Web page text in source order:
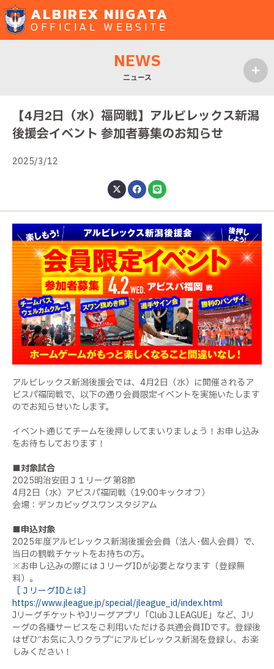
ALBIREX NIIGATA
OFFICIAL WEBSITE
NEWS
ニュース
【4月2日（水）福岡戦】アルビレックス新潟
後援会イベント 参加者募集のお知らせ
2025/3/12
アルビレックス新潟後援会では、4月2日（水）に開催されるア
ビスパ福岡戦で、以下の通り会員限定イベントを実施いたします
のでお知らせいたします。
イベント通じてチームを後押ししてまいりましょう！お申し込み
をお待ちしております！
■対象試合
2025明治安田Ｊ１リーグ 第8節
4月2日（水）アビスパ福岡戦（19:00キックオフ）
会場：デンカビッグスワンスタジアム
■申込対象
2025年度アルビレックス新潟後援会会員（法人･個人会員）で、
当日の観戦チケットをお持ちの方。
※お申し込みの際にはＪリーグIDが必要となります（登録無
料）。
［ＪリーグIDとは］
https://www.jleague.jp/special/jleague_id/index.html
JリーグチケットやJリーグアプリ「Club J.LEAGUE」など、Jリ
ーグの各種サービスをご利用いただける共通会員IDです。登録後
はぜひ“お気に入りクラブ”にアルビレックス新潟を登録し、お楽
しみください！